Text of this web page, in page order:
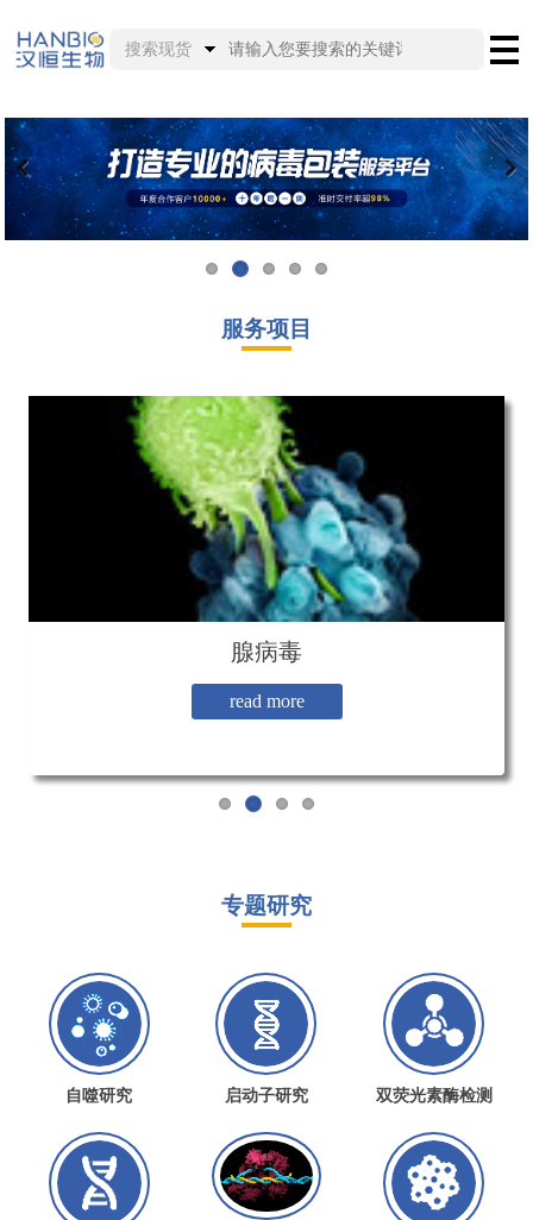
搜索现货
服务项目
腺相关病毒
read more
腺病毒
read more
慢病毒
read more
整体实验服务
read more
专题研究
自噬研究 启动子研究 双荧光素酶检测